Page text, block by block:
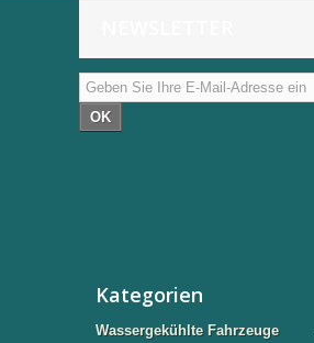
OK
Kategorien
Wassergekühlte Fahrzeuge